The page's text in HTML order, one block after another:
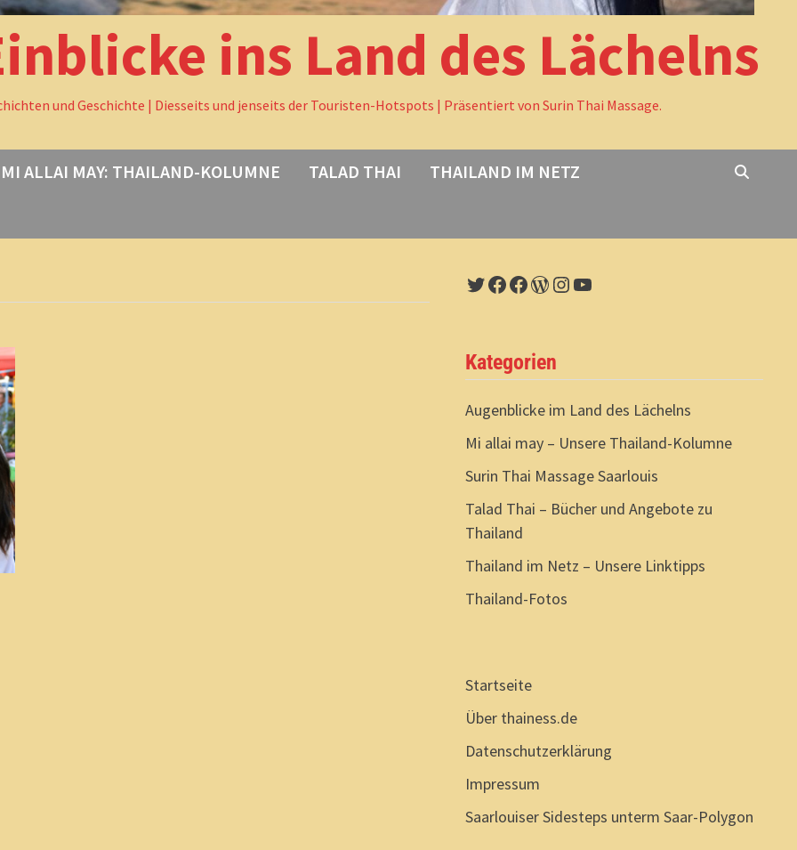
ins Land des Lächelns
und Geschichte | Diesseits und jenseits der Touristen-Hotspots | Präsentiert von Surin Thai Massage.
MI ALLAI MAY: THAILAND-KOLUMNE TALAD THAI
THAILAND IM NETZ
Twitter
Facebook
Facebook
WordPress
Instagram
YouTube
Kategorien
Augenblicke im Land des Lächelns
Mi allai may – Unsere Thailand-Kolumne
Surin Thai Massage Saarlouis
Talad Thai – Bücher und Angebote zu
Thailand
Thailand im Netz – Unsere Linktipps
Thailand-Fotos
Startseite
Über thainess.de
Datenschutzerklärung
Impressum
Saarlouiser Sidesteps unterm Saar-Polygon